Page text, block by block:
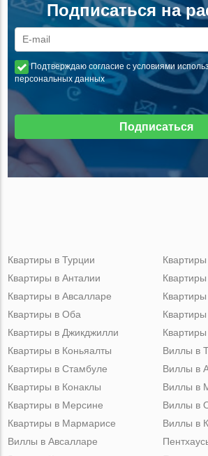
Подписаться на
Подтверждаю согласие с условиями
персональных данных
Подписаться
Квартиры в Турции
Квартиры в Анталии
Квартиры в Авсалларе
Квартиры в Оба
Квартиры в Джикджилли
Квартиры в Коньяалты
Квартиры в Стамбуле
Квартиры в Конаклы
Квартиры в Мерсине
Квартиры в Мармарисе
Виллы в
Виллы в
Виллы в
Виллы в
Виллы в
Виллы в Авсалларе